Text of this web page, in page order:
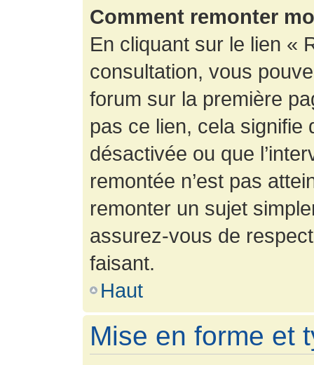
Comment remonter
En cliquant sur le lien «
consultation, vous
forum sur la première
pas ce lien, cela signifie
désactivée ou que
remontée n’est pas
remonter un sujet
assurez-vous de
faisant.
Haut
Mise en forme et